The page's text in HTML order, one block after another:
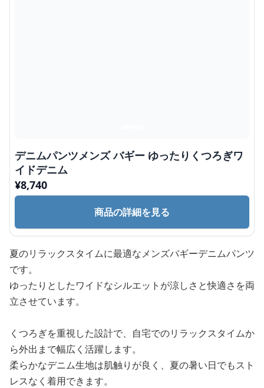
デニムパンツメンズ バギー ゆったりくつろぎワ
イドデニム
¥8,740
商品の詳細を見る
夏のリラックスタイムに最適なメンズバギーデニムパンツ
です。
ゆったりとしたワイドなシルエットが涼しさと快適さを両
立させています。
くつろぎを重視した設計で、自宅でのリラックスタイムか
ら外出まで幅広く活躍します。
柔らかなデニム生地は肌触りが良く、夏の暑い日でもスト
レスなく着用できます。